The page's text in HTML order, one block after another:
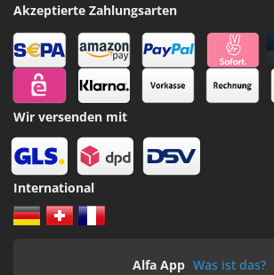
Akzeptierte Zahlungsarten
Wir versenden mit
International
Alfa App Was ist das?